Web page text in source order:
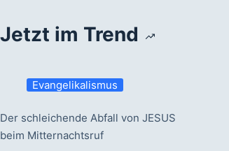
Jetzt im Trend
Evangelikalismus
Der schleichende Abfall von JESUS
beim Mitternachtsruf